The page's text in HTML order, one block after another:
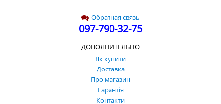
Обратная связь
097-790-32-75
ДОПОЛНИТЕЛЬНО
Як купити
Доставка
Про магазин
Гарантія
Контакти